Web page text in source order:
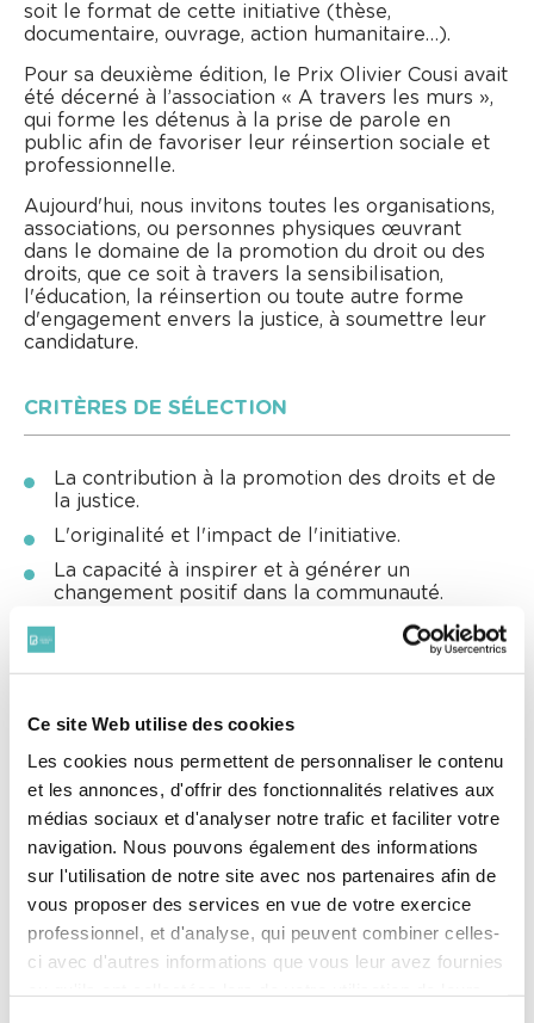
Ce site Web utilise des cookies
Les cookies nous permettent de personnaliser le contenu
et les annonces, d'offrir des fonctionnalités relatives aux
médias sociaux et d'analyser notre trafic et faciliter votre
navigation. Nous pouvons également des informations
sur l'utilisation de notre site avec nos partenaires afin de
vous proposer des services en vue de votre exercice
professionnel, et d'analyse, qui peuvent combiner celles-
ci avec d'autres informations que vous leur avez fournies
soit le format de cette initiative (thèse,
documentaire, ouvrage, action humanitaire…).
Pour sa deuxième édition, le Prix Olivier Cousi avait
été décerné à l’association « A travers les murs »,
qui forme les détenus à la prise de parole en
public afin de favoriser leur réinsertion sociale et
professionnelle.
Aujourd'hui, nous invitons toutes les organisations,
associations, ou personnes physiques œuvrant
dans le domaine de la promotion du droit ou des
droits, que ce soit à travers la sensibilisation,
l'éducation, la réinsertion ou toute autre forme
d'engagement envers la justice, à soumettre leur
candidature.
CRITÈRES DE SÉLECTION
La contribution à la promotion des droits et de
la justice.
L'originalité et l'impact de l'initiative.
La capacité à inspirer et à générer un
changement positif dans la communauté.
COMMENT CANDIDATER
Il est demandé une description détaillée de votre
l'impact sur la communauté. Les candidatures
doivent être envoyées à
communication@avocatparis.org avant le15 mai à
Le lauréat sera annoncé lors d'une cérémonie
prévue le mardi 9 juin 2026 à la Maison du Barreau
(2/4, rue de Harlay – 75001 Paris).